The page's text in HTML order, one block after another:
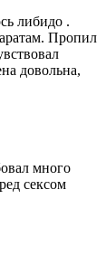
либидо .
Пропил
довольна,
много
сексом